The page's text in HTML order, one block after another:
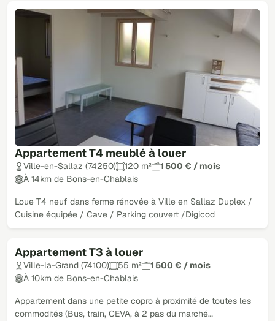
Appartement T4 meublé à louer
Ville-en-Sallaz (74250) 120 m²
1 500 € / mois
À 14km de Bons-en-Chablais
Loue T4 neuf dans ferme rénovée à Ville en Sallaz Duplex /
Cuisine équipée / Cave / Parking couvert /Digicod
Appartement T3 à louer
Ville-la-Grand (74100) 55 m²
1 500 € / mois
À 10km de Bons-en-Chablais
Appartement dans une petite copro à proximité de toutes les
commodités (Bus, train, CEVA, à 2 pas du marché…